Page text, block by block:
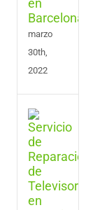
marzo
30th,
2022
de
en